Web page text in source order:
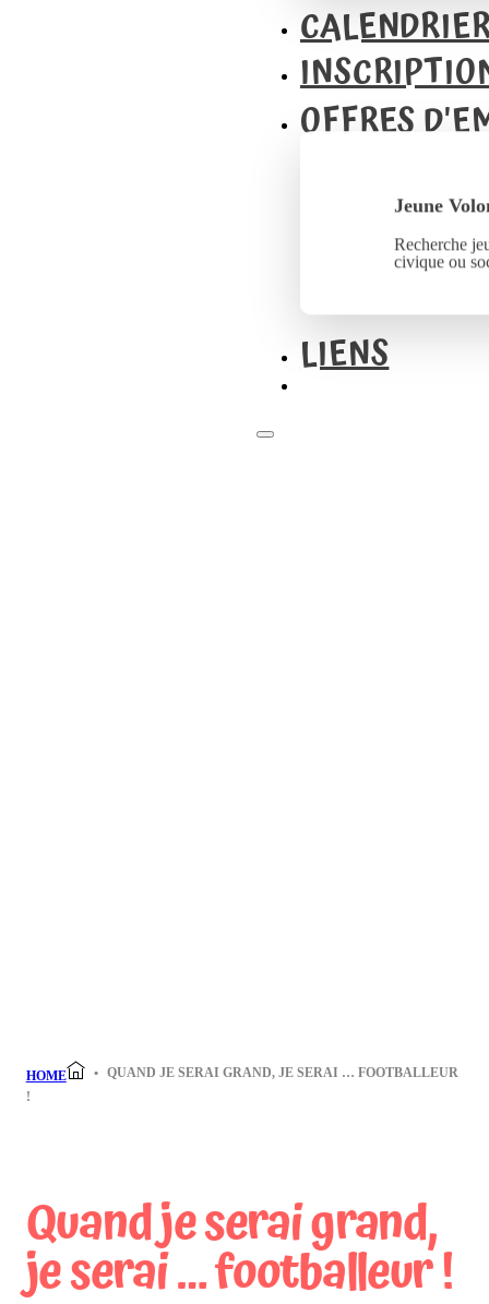
OFFRES
Jeune
Recherche
civique ou
LIENS
HOME
QUAND JE SERAI GRAND, JE SERAI … FOOTBALLEUR
!
Quand je serai grand,
je serai … footballeur !